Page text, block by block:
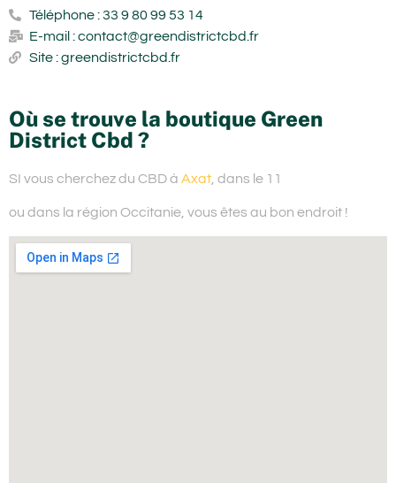
Téléphone : 33 9 80 99 53 14
E-mail : contact@greendistrictcbd.fr
Site : greendistrictcbd.fr
Où se trouve la boutique Green
District Cbd ?
SI vous cherchez du CBD à Axat , dans le 11
ou dans la région Occitanie, vous êtes au bon endroit !